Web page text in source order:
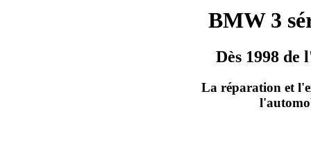
BMW 3
Dès 1998 de
La réparation et